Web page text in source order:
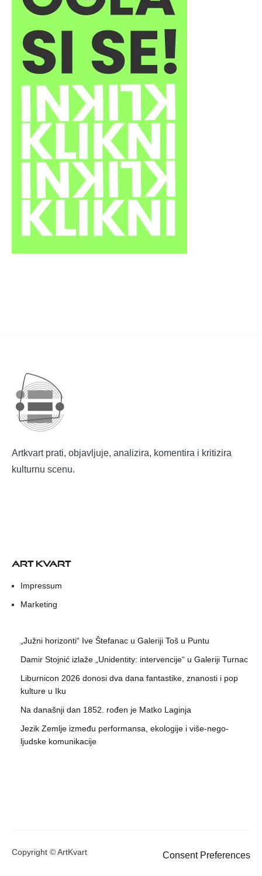
Artkvart prati, objavljuje, analizira, komentira i kritizira
kulturnu scenu.
ART KVART
Impressum
Marketing
„Južni horizonti“ Ive Štefanac u Galeriji Toš u Puntu
Damir Stojnić izlaže „Unidentity: intervencije“ u Galeriji Turnac
Liburnicon 2026 donosi dva dana fantastike, znanosti i pop
kulture u Iku
Na današnji dan 1852. rođen je Matko Laginja
Jezik Zemlje između performansa, ekologije i više-nego-
ljudske komunikacije
Copyright © ArtKvart Consent Preferences